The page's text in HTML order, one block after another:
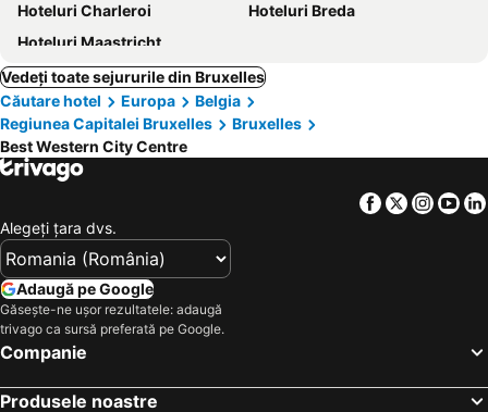
Hoteluri Charleroi
Hoteluri Breda
Hoteluri Maastricht
Vedeți toate sejururile din Bruxelles
Căutare hotel
Europa
Belgia
Regiunea Capitalei Bruxelles
Bruxelles
Best Western City Centre
Facebook
Twitter
Alegeţi ţara dvs.
Adaugă pe Google
Găsește-ne ușor rezultatele: adaugă
trivago ca sursă preferată pe Google.
Companie
Produsele noastre